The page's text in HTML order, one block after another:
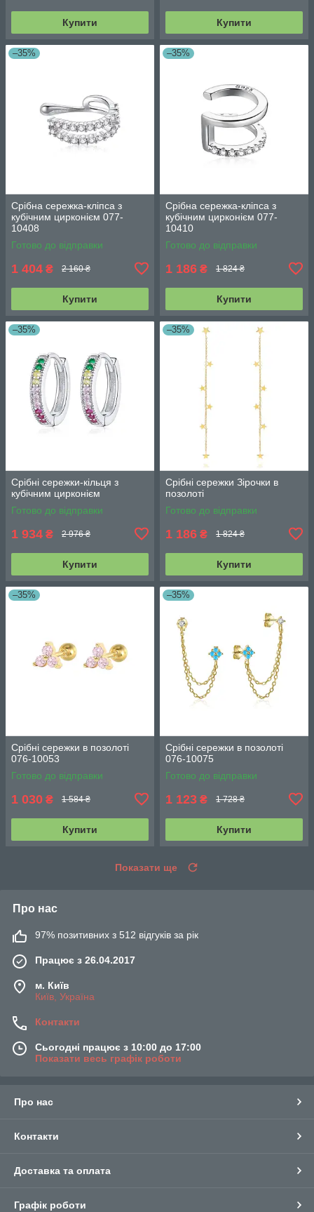
Купити Купити
–35%
Срібна сережка-кліпса з
кубічним цирконієм 077-
10408
Готово до відправки
1 404 ₴ 2 160 ₴
Купити
–35%
Срібна сережка-кліпса з
кубічним цирконієм 077-
10410
Готово до відправки
1 186 ₴ 1 824 ₴
Купити
–35%
Срібні сережки-кільця з
кубічним цирконієм
Готово до відправки
1 934 ₴ 2 976 ₴
Купити
–35%
Срібні сережки Зірочки в
позолоті
Готово до відправки
1 186 ₴ 1 824 ₴
Купити
–35%
Срібні сережки в позолоті
076-10053
Готово до відправки
1 030 ₴ 1 584 ₴
Купити
–35%
Срібні сережки в позолоті
076-10075
Готово до відправки
1 123 ₴ 1 728 ₴
Купити
Показати ще
Про нас
97% позитивних з 512 відгуків за рік
Працює з 26.04.2017
м. Київ
Київ, Україна
Контакти
Сьогодні працює з 10:00 до 17:00
Показати весь графік роботи
Про нас
Контакти
Доставка та оплата
Графік роботи